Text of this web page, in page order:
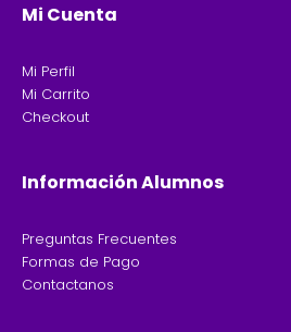
Mi Cuenta
Mi Perfil
Mi Carrito
Checkout
Información Alumnos
Preguntas Frecuentes
Formas de Pago
Contactanos